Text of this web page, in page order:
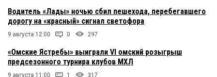
Водитель «Лады» ночью сбил пешехода, перебегавшего
дорогу на «красный» сигнал светофора
9 августа 12:00 0 297
«Омские Ястребы» выиграли VI омский розыгрыш
предсезонного турнира клубов МХЛ
9 августа 11:00 1 317